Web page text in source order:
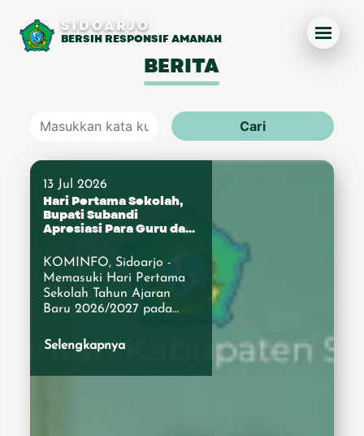
SIDOARJO
BERSIH RESPONSIF AMANAH
BERITA
Cari
13 Jul 2026
Hari Pertama Sekolah,
Bupati Subandi
Apresiasi Para Guru dan
KOMINFO, Sidoarjo -
Memasuki Hari Pertama
Sekolah Tahun Ajaran
Baru 2026/2027 pada
Sidoarjo Subandi
memberikan perhatian
Selengkapnya